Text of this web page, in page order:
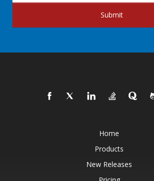
Submit
Home
Products
New Releases